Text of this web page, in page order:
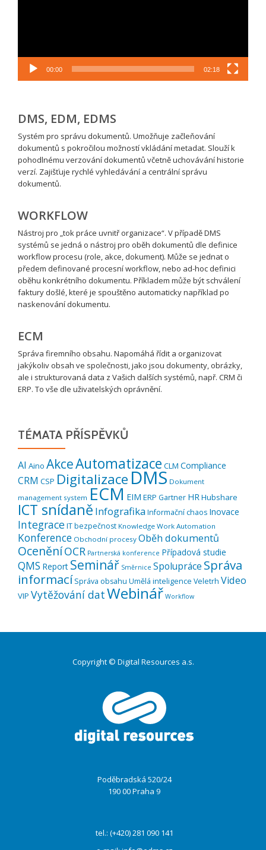
00:00 02:18
DMS, EDM, EDMS
Systém pro správu dokumentů. Umožňuje začleňování
dokumentů s pokročilou možností vkládání metadat. Slouží k
pohodlnému verzování dokumentů včetně uchovávání historie
verzí. Zajišťuje rychlé vyhledávání a centrální správu
dokumentů.
WORKFLOW
Nástroj pro „tok práce uvnitř organizace“. V případě DMS
systémů se jedná o nástroj pro oběh dokumentů dle definice
workflow procesu (role, akce, dokument). Může se jednat o
předem definované procesní workflow, nebo ad-hoc definici
oběhu konkrétního dokumentu. Příkladem může být schválení
faktury došlé, které je spouštěno automaticky například po
naskenování dokumentu.
ECM
Správa firemního obsahu. Napomáhá řídit a organizovat
jakýkoliv obsah ve společnosti, jako jsou dokumenty, obrázky,
ale i strukturovaná data z Vašich dalších systémů, např. CRM či
ERP. To vše dle uživatelských oprávnění.
TÉMATA PŘÍSPĚVKŮ
AI Aino AkceAutomatizace CLM Compliance
CRM CSP Digitalizace DMS Dokument
management system ECM EIM ERP Gartner HRHubshare
ICT snídaně InfografikaInformační chaos Inovace
IntegraceIT bezpečnost Knowledge Work Automation
Konference Obchodní procesy Oběh dokumentů
OceněníOCR Partnerská konference Případová studie
QMS Report Seminář Směrnice Spolupráce Správa
informací Správa obsahu Umělá inteligence Veletrh Video
VIP Vytěžování datWebinář Workflow
Copyright © Digital Resources a.s.
Poděbradská 520/24
190 00 Praha 9
tel.: (+420) 281 090 141